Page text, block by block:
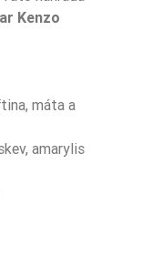
Kenzo
máta a
amarylis